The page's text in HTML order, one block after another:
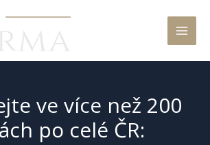
ve více než 200
po celé ČR: